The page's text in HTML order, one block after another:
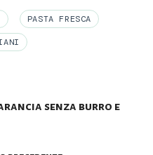
PASTA FRESCA
senza burro e